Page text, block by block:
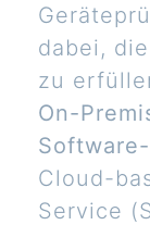
dabei,
zu
On-
Cloud-
Service